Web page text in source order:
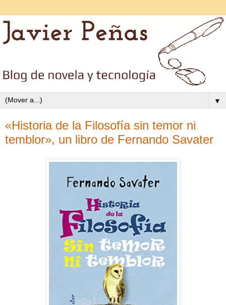
▼
«Historia de la Filosofía sin temor ni
temblor», un libro de Fernando Savater